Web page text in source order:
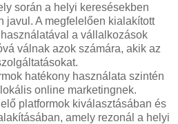
során a helyi keresésekben
javul. A megfelelően kialakított
a vállalkozások
válnak azok számára, akik az
hatékony használata szintén
online marketingnek.
platformok kiválasztásában és
amely rezonál a helyi